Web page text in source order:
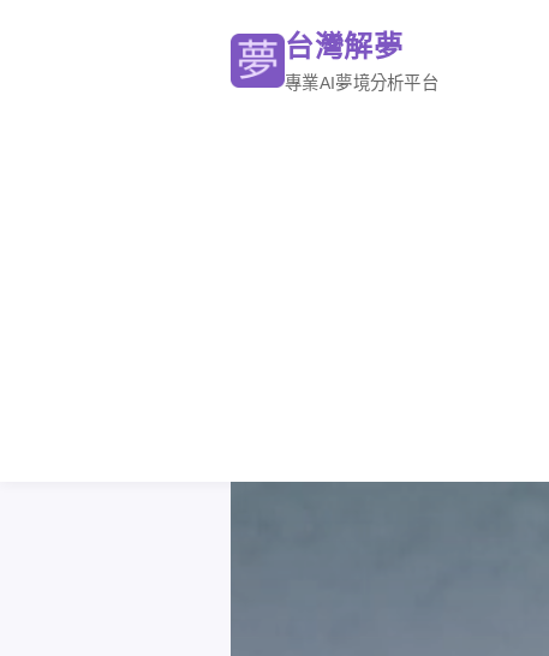
台灣解夢
專業AI夢境分析平台